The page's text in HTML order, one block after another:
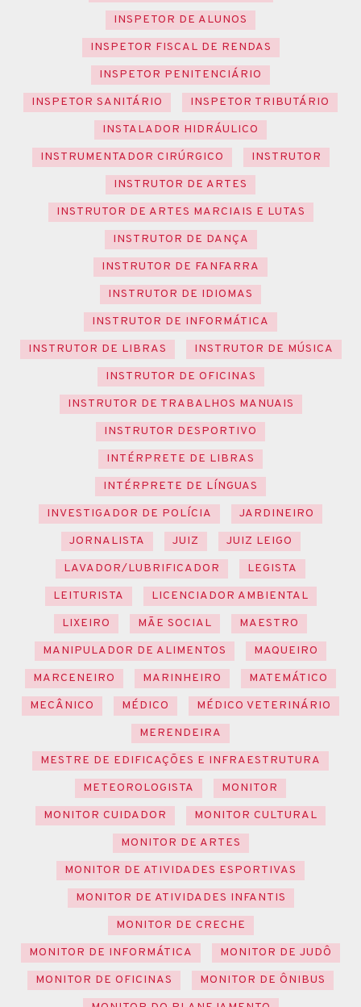
INSPETOR DE ALUNOS
INSPETOR FISCAL DE RENDAS
INSPETOR PENITENCIÁRIO
INSPETOR SANITÁRIO
INSPETOR TRIBUTÁRIO
INSTALADOR HIDRÁULICO
INSTRUMENTADOR CIRÚRGICO
INSTRUTOR
INSTRUTOR DE ARTES
INSTRUTOR DE ARTES MARCIAIS E LUTAS
INSTRUTOR DE DANÇA
INSTRUTOR DE FANFARRA
INSTRUTOR DE IDIOMAS
INSTRUTOR DE INFORMÁTICA
INSTRUTOR DE LIBRAS
INSTRUTOR DE MÚSICA
INSTRUTOR DE OFICINAS
INSTRUTOR DE TRABALHOS MANUAIS
INSTRUTOR DESPORTIVO
INTÉRPRETE DE LIBRAS
INTÉRPRETE DE LÍNGUAS
INVESTIGADOR DE POLÍCIA
JARDINEIRO
JORNALISTA
JUIZ
JUIZ LEIGO
LAVADOR/LUBRIFICADOR
LEGISTA
LEITURISTA
LICENCIADOR AMBIENTAL
LIXEIRO
MÃE SOCIAL
MAESTRO
MANIPULADOR DE ALIMENTOS
MAQUEIRO
MARCENEIRO
MARINHEIRO
MATEMÁTICO
MECÂNICO
MÉDICO
MÉDICO VETERINÁRIO
MERENDEIRA
MESTRE DE EDIFICAÇÕES E INFRAESTRUTURA
METEOROLOGISTA
MONITOR
MONITOR CUIDADOR
MONITOR CULTURAL
MONITOR DE ARTES
MONITOR DE ATIVIDADES ESPORTIVAS
MONITOR DE ATIVIDADES INFANTIS
MONITOR DE CRECHE
MONITOR DE INFORMÁTICA
MONITOR DE JUDÔ
MONITOR DE OFICINAS
MONITOR DE ÔNIBUS